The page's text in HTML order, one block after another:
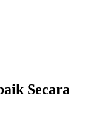
Secara